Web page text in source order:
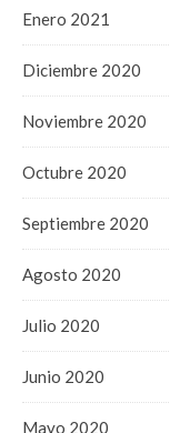
Enero 2021
Diciembre 2020
Noviembre 2020
Octubre 2020
Septiembre 2020
Agosto 2020
Julio 2020
Junio 2020
Mayo 2020